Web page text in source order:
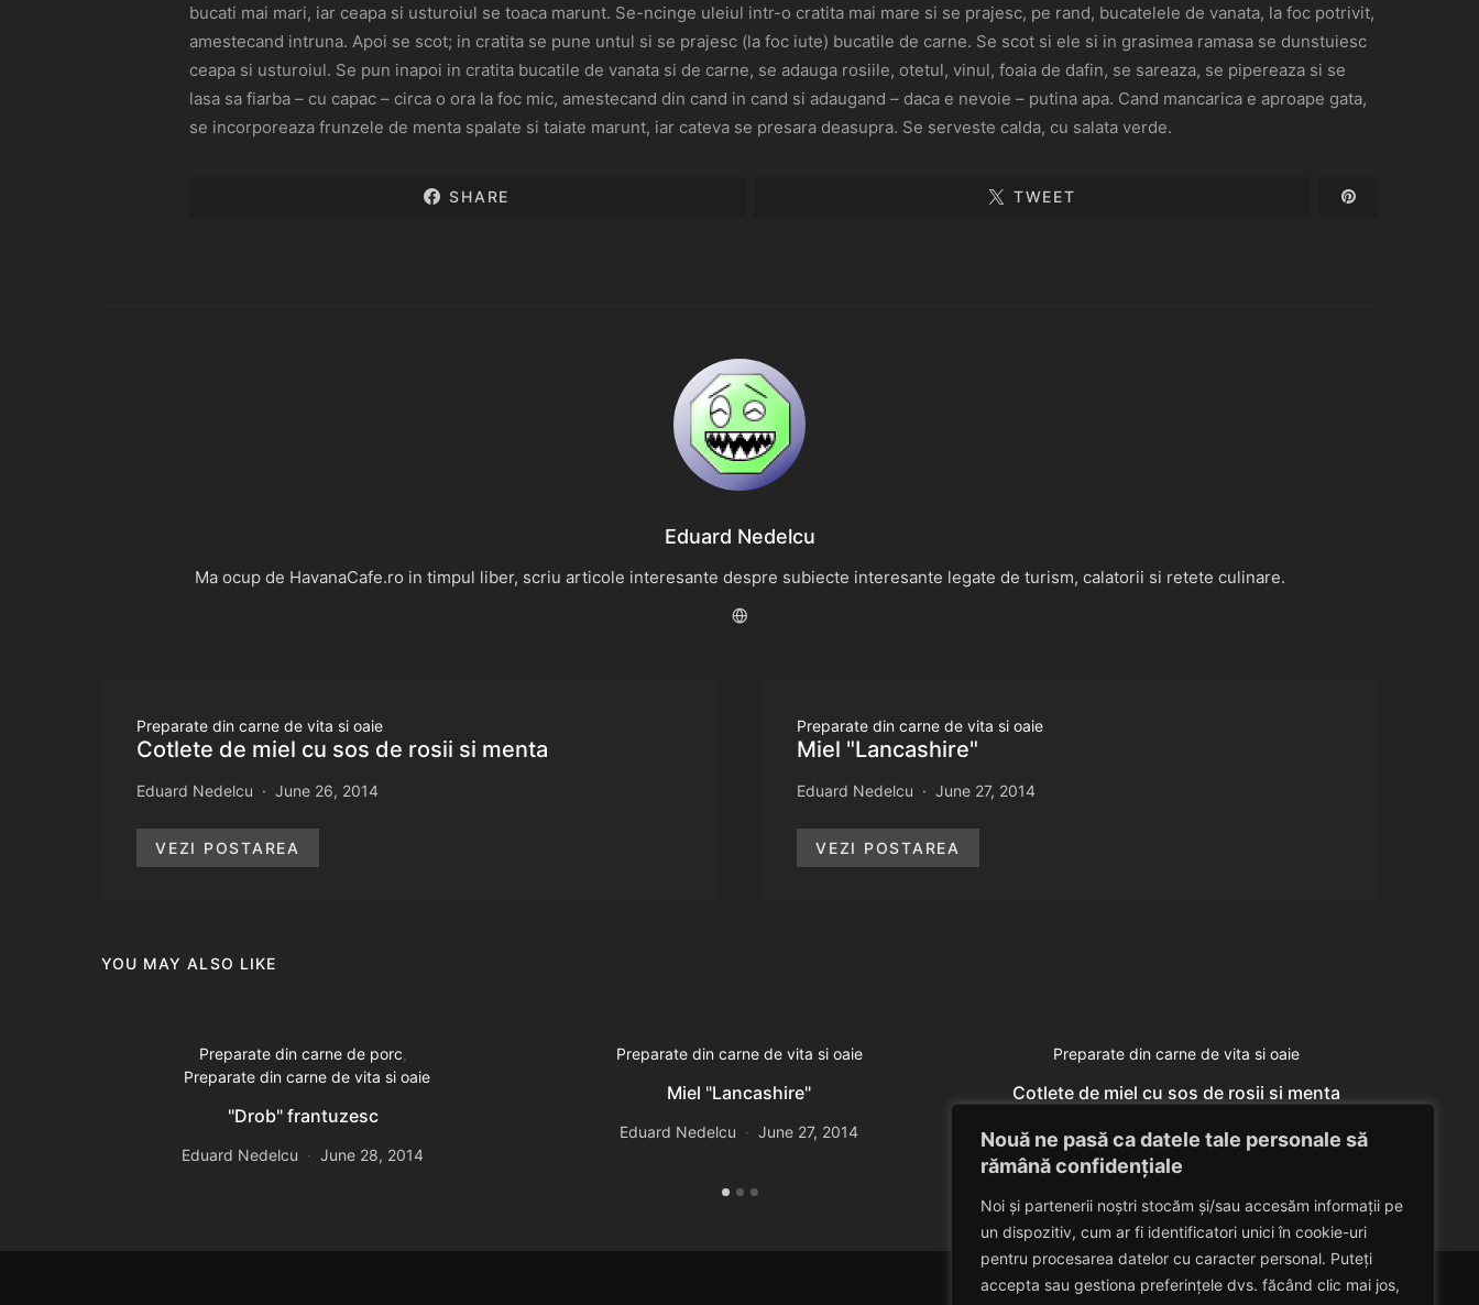
Nouă ne pasă ca datele tale personale să
rămână confidențiale
Noi și partenerii noștri stocăm și/sau accesăm informații pe
un dispozitiv, cum ar fi identificatori unici în cookie-uri
pentru procesarea datelor cu caracter personal. Puteți
accepta sau gestiona preferințele dvs. făcând clic mai jos,
bucati mai mari, iar ceapa si usturoiul se toaca marunt. Se-ncinge uleiul intr-o cratita mai mare si se prajesc, pe rand, bucatelele de vanata, la foc potrivit,
amestecand intruna. Apoi se scot; in cratita se pune untul si se prajesc (la foc iute) bucatile de carne. Se scot si ele si in grasimea ramasa se dunstuiesc
ceapa si usturoiul. Se pun inapoi in cratita bucatile de vanata si de carne, se adauga rosiile, otetul, vinul, foaia de dafin, se sareaza, se pipereaza si se
lasa sa fiarba – cu capac – circa o ora la foc mic, amestecand din cand in cand si adaugand – daca e nevoie – putina apa. Cand mancarica e aproape gata,
se incorporeaza frunzele de menta spalate si taiate marunt, iar cateva se presara deasupra. Se serveste calda, cu salata verde.
SHARE TWEET
Eduard Nedelcu
Ma ocup de HavanaCafe.ro in timpul liber, scriu articole interesante despre subiecte interesante legate de turism, calatorii si retete culinare.
Preparate din carne de vita si oaie
Cotlete de miel cu sos de rosii si menta
Eduard Nedelcu June 26, 2014
VEZI POSTAREA
Preparate din carne de vita si oaie
Miel "Lancashire"
Eduard Nedelcu June 27, 2014
VEZI POSTAREA
YOU MAY ALSO LIKE
Preparate din carne de porc
Preparate din carne de vita si oaie
"Drob" frantuzesc
Eduard Nedelcu June 28, 2014
Preparate din carne de vita si oaie
Miel "Lancashire"
Eduard Nedelcu June 27, 2014
Preparate din carne de vita si oaie
Cotlete de miel cu sos de rosii si menta
Eduard Nedelcu June 26, 2014